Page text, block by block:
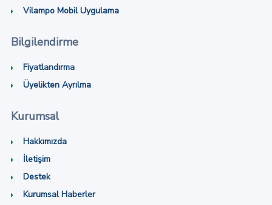
Vilampo Mobil Uygulama
Bilgilendirme
Fiyatlandırma
Üyelikten Ayrılma
Kurumsal
Hakkımızda
İletişim
Destek
Kurumsal Haberler